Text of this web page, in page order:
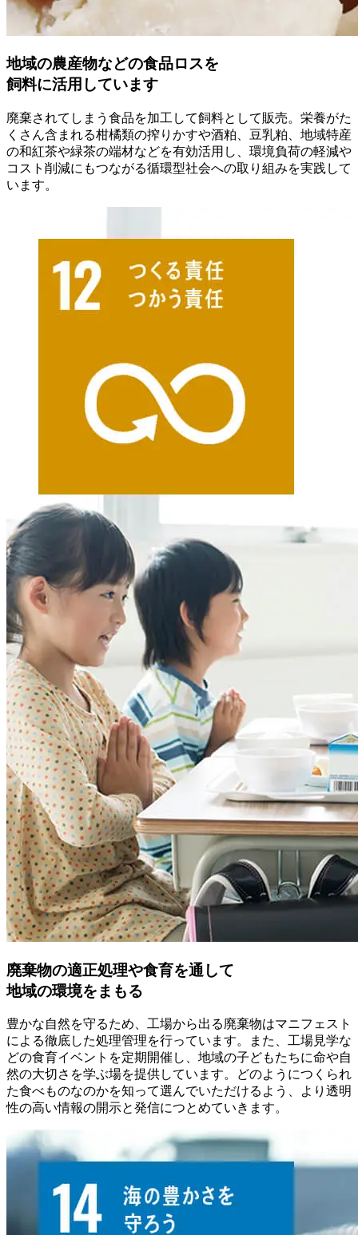
地域の農産物などの食品ロスを
飼料に活用しています
廃棄されてしまう食品を加工して飼料として販売。栄養がた
くさん含まれる柑橘類の搾りかすや酒粕、豆乳粕、地域特産
の和紅茶や緑茶の端材などを有効活用し、環境負荷の軽減や
コスト削減にもつながる循環型社会への取り組みを実践して
います。
廃棄物の適正処理や食育を通して
地域の環境をまもる
豊かな自然を守るため、工場から出る廃棄物はマニフェスト
による徹底した処理管理を行っています。また、工場見学な
どの食育イベントを定期開催し、地域の子どもたちに命や自
然の大切さを学ぶ場を提供しています。どのようにつくられ
た食べものなのかを知って選んでいただけるよう、より透明
性の高い情報の開示と発信につとめていきます。